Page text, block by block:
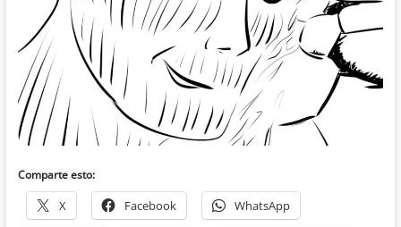
Comparte esto:
X Facebook WhatsApp